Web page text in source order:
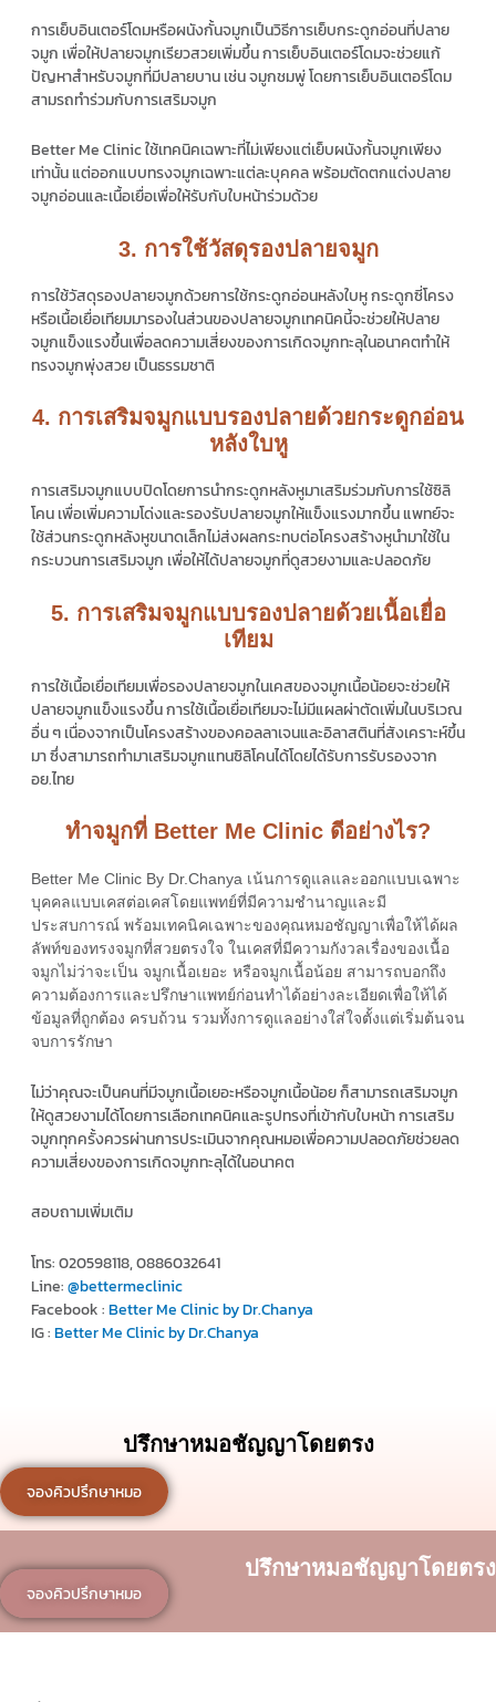
การเย็บอินเตอร์โดมหรือผนังกั้นจมูกเป็นวิธีการเย็บกระดูกอ่อนที่ปลาย
จมูก เพื่อให้ปลายจมูกเรียวสวยเพิ่มขึ้น การเย็บอินเตอร์โดมจะช่วยแก้
ปัญหาสำหรับจมูกที่มีปลายบาน เช่น จมูกชมพู่ โดยการเย็บอินเตอร์โดม
สามรถทำร่วมกับการเสริมจมูก
Better Me Clinic ใช้เทคนิคเฉพาะที่ไม่เพียงแต่เย็บผนังกั้นจมูกเพียง
เท่านั้น แต่ออกแบบทรงจมูกเฉพาะแต่ละบุคคล พร้อมตัดตกแต่งปลาย
จมูกอ่อนและเนื้อเยื่อเพื่อให้รับกับใบหน้าร่วมด้วย
3. การใช้วัสดุรองปลายจมูก
การใช้วัสดุรองปลายจมูกด้วยการใช้กระดูกอ่อนหลังใบหู กระดูกซี่โครง
หรือเนื้อเยื่อเทียมมารองในส่วนของปลายจมูกเทคนิคนี้จะช่วยให้ปลาย
จมูกแข็งแรงขึ้นเพื่อลดความเสี่ยงของการเกิดจมูกทะลุในอนาคตทำให้
ทรงจมูกพุ่งสวย เป็นธรรมชาติ
4. การเสริมจมูกแบบรองปลายด้วยกระดูกอ่อน
หลังใบหู
การเสริมจมูกแบบปิดโดยการนำกระดูกหลังหูมาเสริมร่วมกับการใช้ซิลิ
โคน เพื่อเพิ่มความโด่งและรองรับปลายจมูกให้แข็งแรงมากขึ้น แพทย์จะ
ใช้ส่วนกระดูกหลังหูขนาดเล็กไม่ส่งผลกระทบต่อโครงสร้างหูนำมาใช้ใน
กระบวนการเสริมจมูก เพื่อให้ได้ปลายจมูกที่ดูสวยงามและปลอดภัย
5. การเสริมจมูกแบบรองปลายด้วยเนื้อเยื่อ
เทียม
การใช้เนื้อเยื่อเทียมเพื่อรองปลายจมูกในเคสของจมูกเนื้อน้อยจะช่วยให้
ปลายจมูกแข็งแรงขึ้น การใช้เนื้อเยื่อเทียมจะไม่มีแผลผ่าตัดเพิ่มในบริเวณ
อื่น ๆ เนื่องจากเป็นโครงสร้างของคอลลาเจนและอิลาสตินที่สังเคราะห์ขึ้น
มา ซึ่งสามารถทำมาเสริมจมูกแทนซิลิโคนได้โดยได้รับการรับรองจาก
อย.ไทย
ทำจมูกที่ Better Me Clinic ดีอย่างไร?
Better Me Clinic By Dr.Chanya เน้นการดูแลและออกแบบเฉพาะ
บุคคลแบบเคสต่อเคสโดยแพทย์ที่มีความชำนาญและมี
ประสบการณ์ พร้อมเทคนิคเฉพาะของคุณหมอชัญญาเพื่อให้ได้ผล
ลัพท์ของทรงจมูกที่สวยตรงใจ ในเคสที่มีความกังวลเรื่องของเนื้อ
จมูกไม่ว่าจะเป็น จมูกเนื้อเยอะ หรือจมูกเนื้อน้อย สามารถบอกถึง
ความต้องการและปรึกษาแพทย์ก่อนทำได้อย่างละเอียดเพื่อให้ได้
ข้อมูลที่ถูกต้อง ครบถ้วน รวมทั้งการดูแลอย่างใส่ใจตั้งแต่เริ่มต้นจน
จบการรักษา
ไม่ว่าคุณจะเป็นคนที่มีจมูกเนื้อเยอะหรือจมูกเนื้อน้อย ก็สามารถเสริมจมูก
ให้ดูสวยงามได้โดยการเลือกเทคนิคและรูปทรงที่เข้ากับใบหน้า การเสริม
จมูกทุกครั้งควรผ่านการประเมินจากคุณหมอเพื่อความปลอดภัยช่วยลด
ความเสี่ยงของการเกิดจมูกทะลุได้ในอนาคต
สอบถามเพิ่มเติม
โทร: 020598118, 0886032641
Line:@bettermeclinic
Facebook :Better Me Clinic by Dr.Chanya
IG :Better Me Clinic by Dr.Chanya
ปรึกษาหมอชัญญาโดยตรง
จองคิวปรึกษาหมอ
ปรึกษาหมอชัญญาโดยตรง
จองคิวปรึกษาหมอ